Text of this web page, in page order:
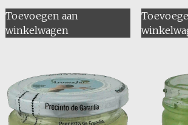
Toevoegen aan
winkelwagen